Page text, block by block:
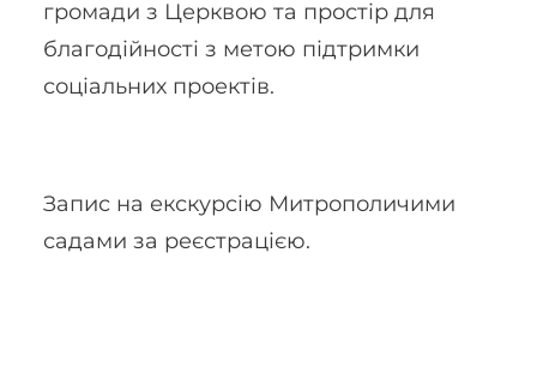
громади з Церквою та простір для
благодійності з метою підтримки
соціальних проектів.
Запис на екскурсію Митрополичими
садами за реєстрацією.